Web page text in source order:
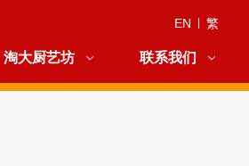
EN 繁
淘大厨艺坊 联系我们